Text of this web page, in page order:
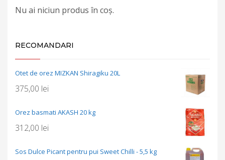
Nu ai niciun produs în coș.
RECOMANDARI
Otet de orez MIZKAN Shiragiku 20L
375,00 lei
Orez basmati AKASH 20 kg
312,00 lei
Sos Dulce Picant pentru pui Sweet Chilli - 5,5 kg